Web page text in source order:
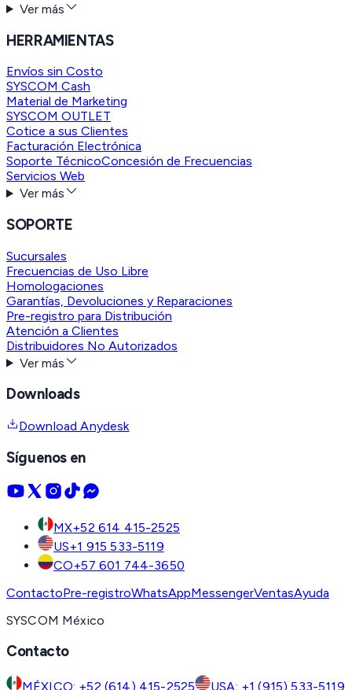
Ver más
HERRAMIENTAS
Envíos sin Costo
SYSCOM Cash
Material de Marketing
SYSCOM OUTLET
Cotice a sus Clientes
Facturación Electrónica
Soporte TécnicoConcesión de Frecuencias
Servicios Web
Ver más
SOPORTE
Sucursales
Frecuencias de Uso Libre
Homologaciones
Garantías, Devoluciones y Reparaciones
Pre-registro para Distribución
Atención a Clientes
Distribuidores No Autorizados
Ver más
Downloads
Download Anydesk
Síguenos en
MX+52 614 415-2525
US+1 915 533-5119
CO+57 601 744-3650
ContactoPre-registroWhatsAppMessengerVentasAyuda
SYSCOM México
Contacto
MÉXICO: +52 (614) 415-2525 USA: +1 (915) 533-5119